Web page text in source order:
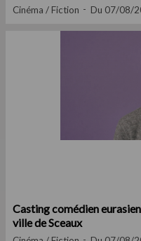
Cinéma / Fiction Du 07/08/
Casting comédien
ville de Sceaux